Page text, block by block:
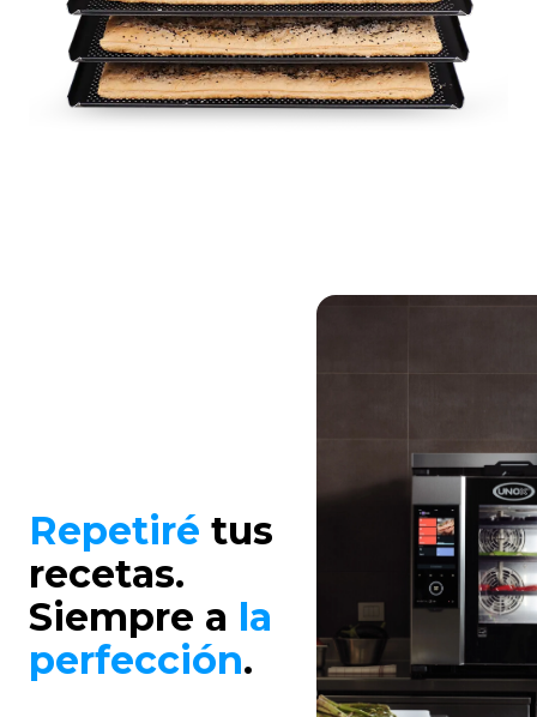
Repetiré tus
recetas.
Siempre a la
perfección.